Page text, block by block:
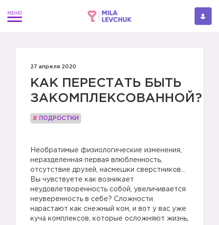
27 апреля 2020
КАК ПЕРЕСТАТЬ БЫТЬ
ЗАКОМПЛЕКСОВАННОЙ?
# ПОДРОСТКИ
Необратимые физиологические изменения,
неразделенная первая влюбленность,
отсутствие друзей, насмешки сверстников…
Вы чувствуете как возникает
неудовлетворенность собой, увеличивается
неуверенность в себе? Сложности
нарастают как снежный ком, и вот у вас уже
куча комплексов, которые осложняют жизнь,